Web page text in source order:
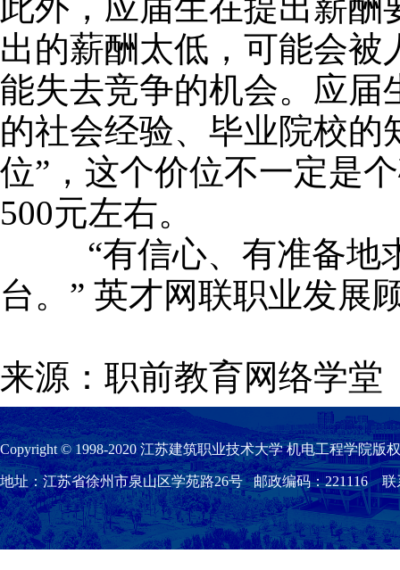
出的薪酬太低，可能会
能失去竞争的机会。应届
的社会经验、毕业院校的
位”，这个价位不一定是
500元左右。
“有信心、有准备地
台。” 英才网联职业发展
来源：职前教育网络学堂
Copyright © 1998-2020 江苏建筑职业技术大学 机电工程学院版
地址：江苏省徐州市泉山区学苑路26号 邮政编码：221116 联